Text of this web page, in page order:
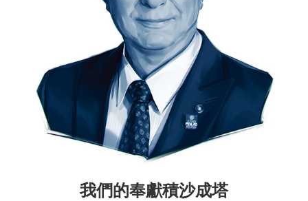
我們的奉獻積沙成塔